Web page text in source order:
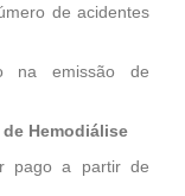
de acidentes
na emissão de
Hemodiálise
pago a partir de